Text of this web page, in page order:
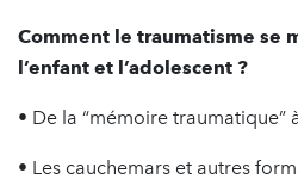
Comment le traumatisme se
l’enfant et l’adolescent ?
• De la “mémoire traumatique”
• Les cauchemars et autres